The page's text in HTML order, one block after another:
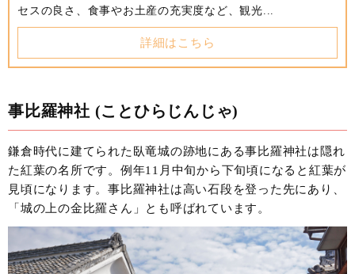
セスの良さ、食事やお土産の充実度など、観光...
詳細はこちら
事比羅神社 (ことひらじんじゃ)
鎌倉時代に建てられた臥竜城の跡地にある事比羅神社は隠れ
た紅葉の名所です。例年11月中旬から下旬頃になると紅葉が
見頃になります。事比羅神社は高い石段を登った先にあり、
「城の上の金比羅さん」とも呼ばれています。